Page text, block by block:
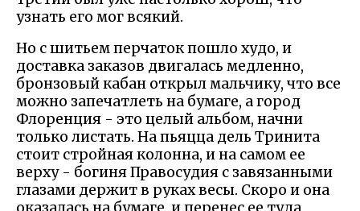
узнать его мог всякий.
Но с шитьем перчаток пошло худо, и
доставка заказов двигалась медленно,
бронзовый кабан открыл мальчику, что все
можно запечатлеть на бумаге, а город
Флоренция - это целый альбом, начни
только листать. На пьяцца дель Тринита
стоит стройная колонна, и на самом ее
верху - богиня Правосудия с завязанными
глазами держит в руках весы. Скоро и она